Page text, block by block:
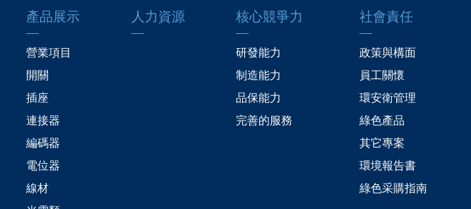
產品展示
營業項目
開關
插座
連接器
編碼器
電位器
線材
人力資源 核心競爭力
研發能力
制造能力
品保能力
完善的服務
社會責任
政策與構面
員工關懷
環安衛管理
綠色產品
其它專案
環境報告書
綠色采購指南